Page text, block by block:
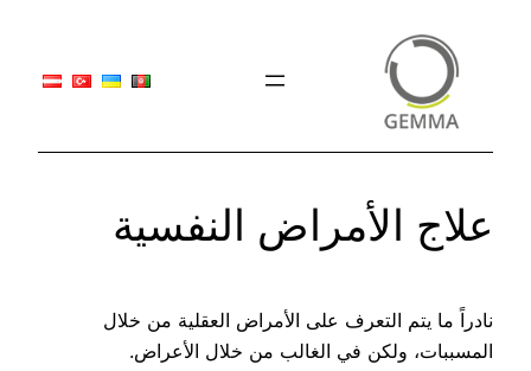
علاج الأمراض النفسية
نادراً ما يتم التعرف على الأمراض العقلية من خلال
المسببات، ولكن في الغالب من خلال الأعراض.